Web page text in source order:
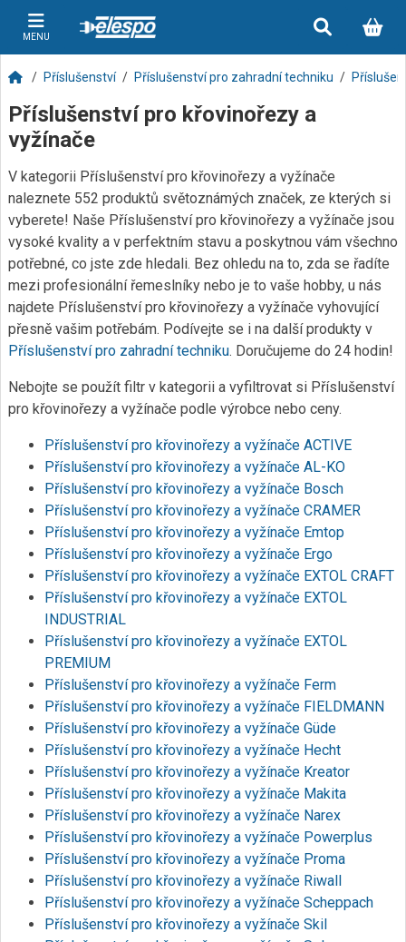
MENU
Příslušenství Příslušenství pro zahradní techniku
Příslušenství pro křovinořezy a
vyžínače
V kategorii Příslušenství pro křovinořezy a vyžínače
naleznete 552 produktů světoznámých značek, ze kterých si
vyberete! Naše Příslušenství pro křovinořezy a vyžínače jsou
vysoké kvality a v perfektním stavu a poskytnou vám všechno
potřebné, co jste zde hledali. Bez ohledu na to, zda se řadíte
mezi profesionální řemeslníky nebo je to vaše hobby, u nás
najdete Příslušenství pro křovinořezy a vyžínače vyhovující
přesně vašim potřebám. Podívejte se i na další produkty v
Příslušenství pro zahradní techniku. Doručujeme do 24 hodin!
Nebojte se použít filtr v kategorii a vyfiltrovat si Příslušenství
pro křovinořezy a vyžínače podle výrobce nebo ceny.
Příslušenství pro křovinořezy a vyžínače ACTIVE
Příslušenství pro křovinořezy a vyžínače AL-KO
Příslušenství pro křovinořezy a vyžínače Bosch
Příslušenství pro křovinořezy a vyžínače CRAMER
Příslušenství pro křovinořezy a vyžínače Emtop
Příslušenství pro křovinořezy a vyžínače Ergo
Příslušenství pro křovinořezy a vyžínače EXTOL CRAFT
Příslušenství pro křovinořezy a vyžínače EXTOL
INDUSTRIAL
Příslušenství pro křovinořezy a vyžínače EXTOL
PREMIUM
Příslušenství pro křovinořezy a vyžínače Ferm
Příslušenství pro křovinořezy a vyžínače FIELDMANN
Příslušenství pro křovinořezy a vyžínače Güde
Příslušenství pro křovinořezy a vyžínače Hecht
Příslušenství pro křovinořezy a vyžínače Kreator
Příslušenství pro křovinořezy a vyžínače Makita
Příslušenství pro křovinořezy a vyžínače Narex
Příslušenství pro křovinořezy a vyžínače Powerplus
Příslušenství pro křovinořezy a vyžínače Proma
Příslušenství pro křovinořezy a vyžínače Riwall
Příslušenství pro křovinořezy a vyžínače Scheppach
Příslušenství pro křovinořezy a vyžínače Skil